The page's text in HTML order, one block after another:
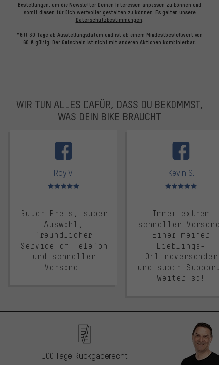
Bestellungen, um die Newsletter Deinen Interessen anpassen zu können und
somit diesen für Dich wertvoller gestalten zu können. Es gelten unsere
Datenschutzbestimmungen.
*Gilt 30 Tage ab Ausstellungsdatum und ist ab einem Mindestbestellwert von
60 € gültig. Der Gutschein ist nicht mit anderen Aktionen kombinierbar.
WIR TUN ALLES DAFÜR, DASS DU BEKOMMST,
WAS DEIN BIKE BRAUCHT
Roy V.
Bewertungen: 5 von 5
Guter Preis, super
Auswahl,
freundlicher
Service am Telefon
und schneller
Versand.
Kevin S.
Bewertungen: 5 von 5
Immer extrem
schneller
Einer meiner
Lieblings-
Onlineversender
und super
Weiter so!
100 Tage Rückgaberecht